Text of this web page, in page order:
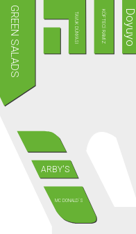
ARBY'S
GREEN SALADS KÖFTECİ RAMİZ
MC DONALD´S
Doyuyo
TAVUK DÜNYASI